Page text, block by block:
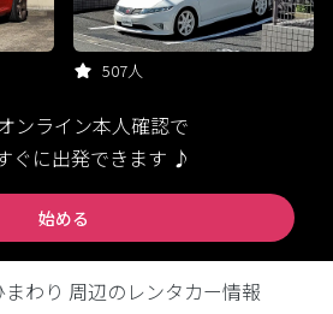
507人
ンライン本人確認で
ぐに出発できます ♪
始める
わり 周辺のレンタカー情報